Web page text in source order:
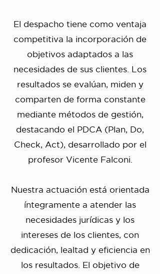
El despacho tiene como ventaja
competitiva la incorporación de
objetivos adaptados a las
necesidades de sus clientes. Los
resultados se evalúan, miden y
comparten de forma constante
mediante métodos de gestión,
destacando el PDCA (Plan, Do,
Check, Act), desarrollado por el
profesor Vicente Falconi.
Nuestra actuación está orientada
íntegramente a atender las
necesidades jurídicas y los
intereses de los clientes, con
dedicación, lealtad y eficiencia en
los resultados. El objetivo de